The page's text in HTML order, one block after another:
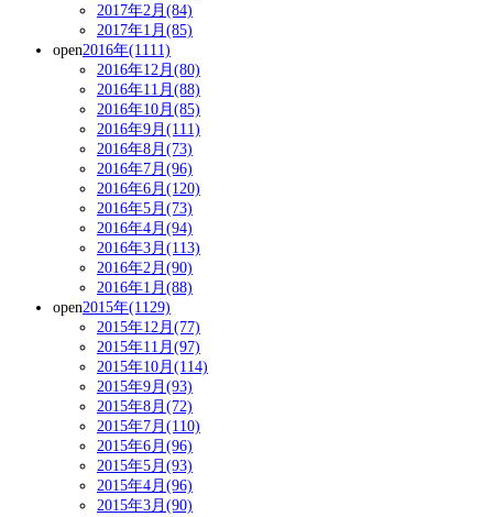
2017年2月(84)
2017年1月(85)
open2016年(1111)
2016年12月(80)
2016年11月(88)
2016年10月(85)
2016年9月(111)
2016年8月(73)
2016年7月(96)
2016年6月(120)
2016年5月(73)
2016年4月(94)
2016年3月(113)
2016年2月(90)
2016年1月(88)
open2015年(1129)
2015年12月(77)
2015年11月(97)
2015年10月(114)
2015年9月(93)
2015年8月(72)
2015年7月(110)
2015年6月(96)
2015年5月(93)
2015年4月(96)
2015年3月(90)